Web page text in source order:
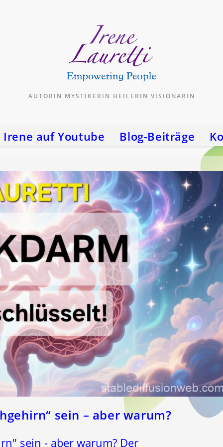
AUTORIN MYSTIKERIN HEILERIN VISIONÄRIN
Irene auf Youtube Blog-Beiträge
sein – aber warum?
sein - aber warum? Der